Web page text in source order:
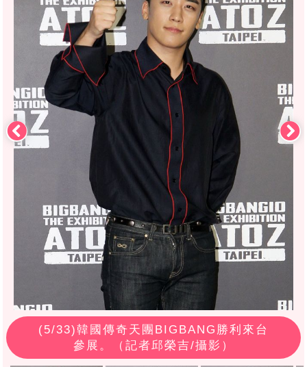
(5/33)韓國傳奇天團BIGBANG勝利來台
參展。（記者邱榮吉/攝影）